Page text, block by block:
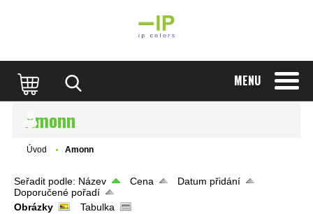
MENU
Amonn
Úvod Amonn
Seřadit podle: Název Cena
Datum přidání
Doporučené pořadí
Obrázky
Tabulka